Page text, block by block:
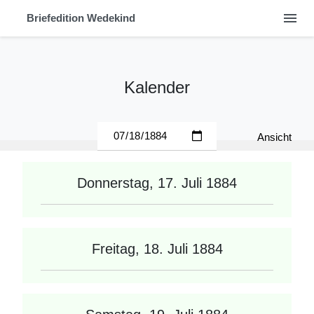
Briefedition Wedekind menu
Kalender
Ansicht
Donnerstag, 17. Juli 1884
Freitag, 18. Juli 1884